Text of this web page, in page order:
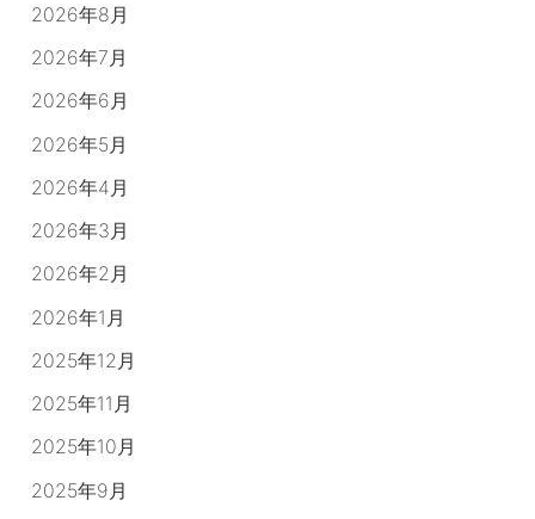
2026年8月
2026年7月
2026年6月
2026年5月
2026年4月
2026年3月
2026年2月
2026年1月
2025年12月
2025年11月
2025年10月
2025年9月